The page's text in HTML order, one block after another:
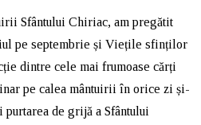
Sfântului Chiriac, am pregătit
pe septembrie și Viețile sfinților
dintre cele mai frumoase cărți
pe calea mântuirii în orice zi și-
purtarea de grijă a Sfântului